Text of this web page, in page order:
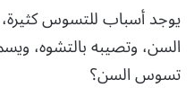
يوجد أسباب للتسوس
السن، وتصيبه بالتشوه،
تسوس السن؟